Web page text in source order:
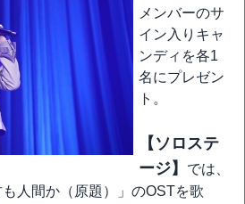
メンバーのサ
イン入りキャ
ンディを各1
名にプレゼン
ト。
【ソロステ
ージ】
では、
人間か（原題）」のOSTを歌